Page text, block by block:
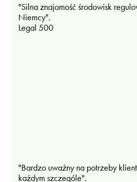
"Silna znajomość środowisk
Niemcy".
Legal 500
"Bardzo uważny na potrzeby
każdym szczególe".